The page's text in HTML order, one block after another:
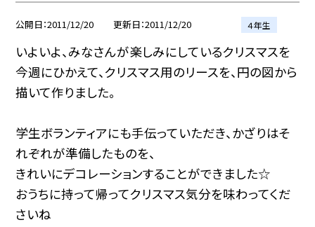
公開日 2011/12/20 更新日 2011/12/20 ４年生
いよいよ、みなさんが楽しみにしているクリスマスを
今週にひかえて、クリスマス用のリースを、円の図から
描いて作りました。
学生ボランティアにも手伝っていただき、かざりはそ
れぞれが準備したものを、
きれいにデコレーションすることができました☆
おうちに持って帰ってクリスマス気分を味わってくだ
さいね